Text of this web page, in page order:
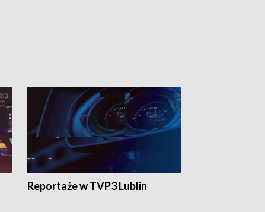
Reportaże w TVP3 Lublin